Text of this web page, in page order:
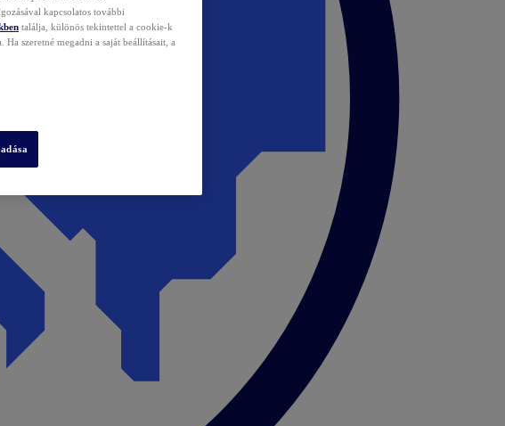
kapcsolatos további
találja, különös tekintettel a cookie-k
szeretné megadni a saját beállításait, a